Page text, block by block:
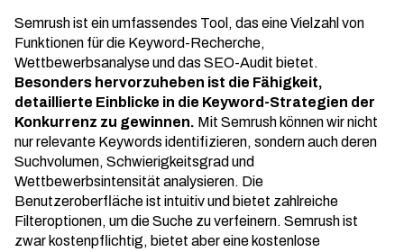
Semrush ist ein umfassendes Tool, das eine Vielzahl von
Funktionen für die Keyword-Recherche,
Wettbewerbsanalyse und das SEO-Audit bietet.
Besonders hervorzuheben ist die Fähigkeit,
detaillierte Einblicke in die Keyword-Strategien der
Konkurrenz zu gewinnen. Mit Semrush können wir nicht
nur relevante Keywords identifizieren, sondern auch deren
Suchvolumen, Schwierigkeitsgrad und
Wettbewerbsintensität analysieren. Die
Benutzeroberfläche ist intuitiv und bietet zahlreiche
Filteroptionen, um die Suche zu verfeinern. Semrush ist
zwar kostenpflichtig, bietet aber eine kostenlose